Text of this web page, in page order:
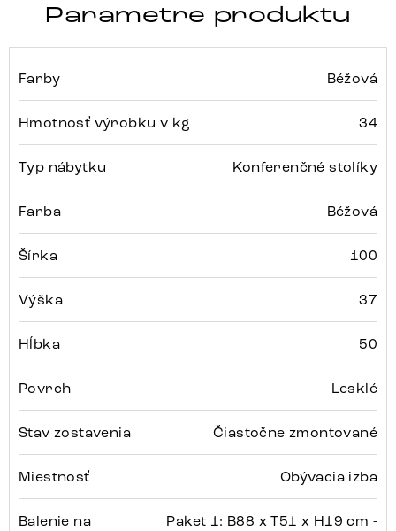
Parametre produktu
Farby Béžová
Hmotnosť výrobku v kg 34
Typ nábytku Konferenčné stolíky
Farba Béžová
Šírka 100
Výška 37
Hĺbka 50
Povrch Lesklé
Stav zostavenia Čiastočne zmontované
Miestnosť Obývacia izba
Balenie na
Paket 1: B88 x T51 x H19 cm -